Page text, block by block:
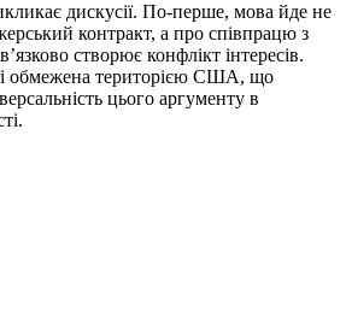
дискусії. По-перше, мова йде не
контракт, а про співпрацю з
створює конфлікт інтересів.
обмежена територією США, що
цього аргументу в